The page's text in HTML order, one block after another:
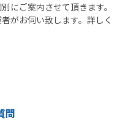
にご案内させて頂きます。
がお伺い致します。詳しく
問